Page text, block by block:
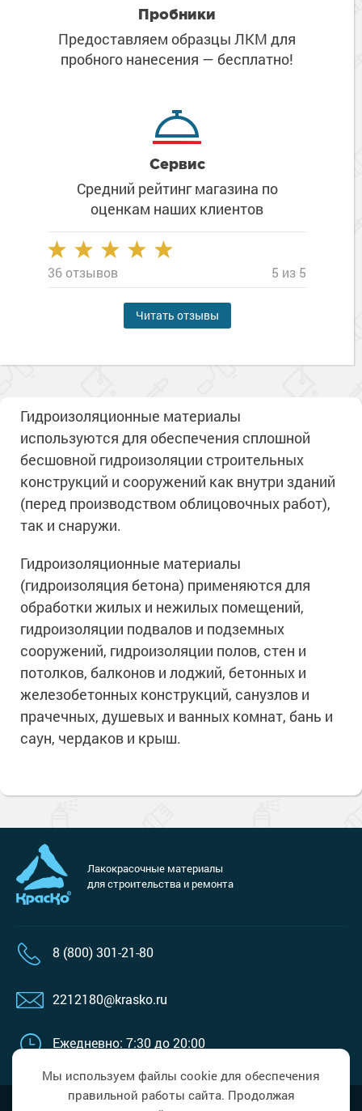
Пробники
Предоставляем образцы ЛКМ для
пробного нанесения — бесплатно!
Сервис
Средний рейтинг магазина по
оценкам наших клиентов
36 отзывов 5 из 5
Читать отзывы
Гидроизоляционные материалы
используются для обеспечения сплошной
бесшовной гидроизоляции строительных
конструкций и сооружений как внутри зданий
(перед производством облицовочных работ),
так и снаружи.
Гидроизоляционные материалы
(гидроизоляция бетона) применяются для
обработки жилых и нежилых помещений,
гидроизоляции подвалов и подземных
сооружений, гидроизоляции полов, стен и
потолков, балконов и лоджий, бетонных и
железобетонных конструкций, санузлов и
прачечных, душевых и ванных комнат, бань и
саун, чердаков и крыш.
Лакокрасочные материалы
для строительства и ремонта
8 (800) 301-21-80
2212180@krasko.ru
Ежедневно: 7:30 до 20:00
Политика в области обработки
Мы используем файлы cookie для обеспечения
правильной работы сайта. Продолжая